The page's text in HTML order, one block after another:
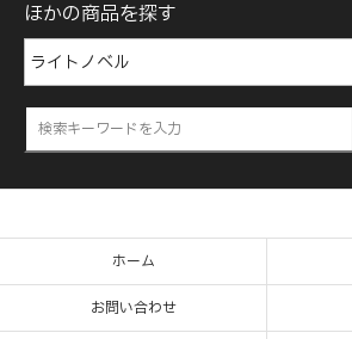
ほかの商品を探す
ホーム
お問い合わせ